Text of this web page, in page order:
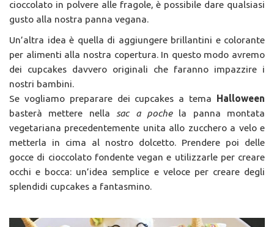
cioccolato in polvere alle fragole, è possibile dare qualsiasi
gusto alla nostra panna vegana.
Un’altra idea è quella di aggiungere brillantini e colorante
per alimenti alla nostra copertura. In questo modo avremo
dei cupcakes davvero originali che faranno impazzire i
nostri bambini.
Se vogliamo preparare dei cupcakes a tema Halloween
basterà mettere nella sac a pochela panna montata
vegetariana precedentemente unita allo zucchero a velo e
metterla in cima al nostro dolcetto. Prendere poi delle
gocce di cioccolato fondente vegan e utilizzarle per creare
occhi e bocca: un’idea semplice e veloce per creare degli
splendidi cupcakes a fantasmino.